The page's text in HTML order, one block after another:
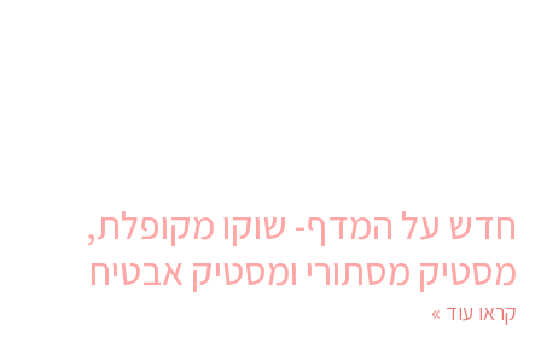
חדש על המדף- שוקו מקופלת,
מסטיק מסתורי ומסטיק אבטיח
קראו עוד »